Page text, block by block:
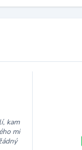
kam
mi